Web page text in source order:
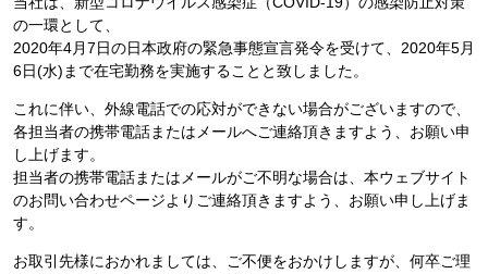
の一環として、
2020年4月7日の日本政府の緊急事態宣言発令を受けて、2020年5月
6日(水)まで在宅勤務を実施することと致しました。
これに伴い、外線電話での応対ができない場合がございますので、
各担当者の携帯電話またはメールへご連絡頂きますよう、お願い申
し上げます。
担当者の携帯電話またはメールがご不明な場合は、本ウェブサイト
のお問い合わせページよりご連絡頂きますよう、お願い申し上げま
す。
お取引先様におかれましては、ご不便をおかけしますが、何卒ご理